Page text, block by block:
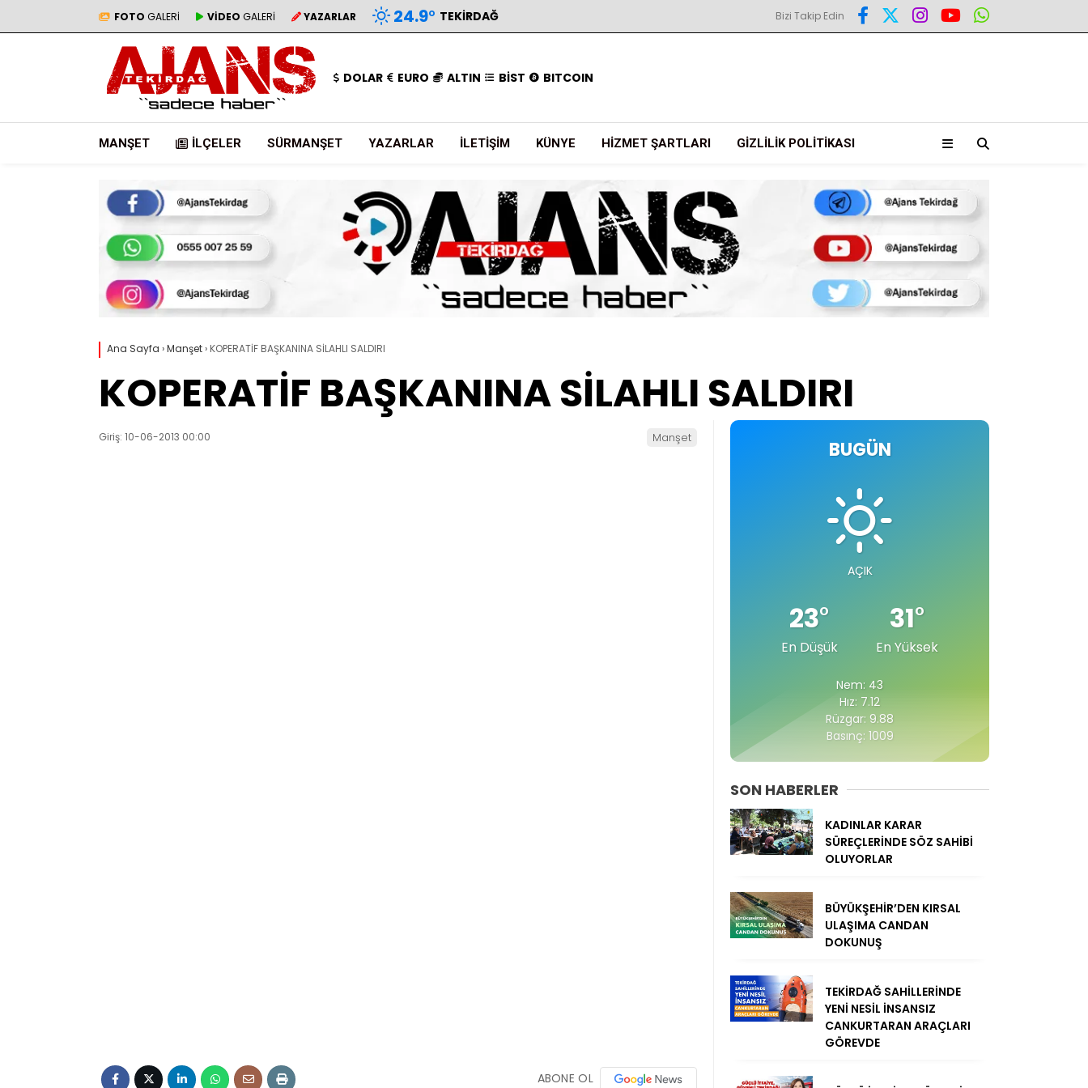
FOTO GALERİ VİDEO GALERİ YAZARLAR 24.9° TEKIRDAĞ Bizi Takip Edin
DOLAR EURO ALTIN BİST BITCOIN
MANŞET İLÇELER SÜRMANŞET YAZARLAR İLETIŞIM KÜNYE HIZMET ŞARTLARI GIZLILIK POLITIKASI
Ana Sayfa ›Manşet› KOPERATİF BAŞKANINA SİLAHLI SALDIRI
KOPERATİF BAŞKANINA SİLAHLI SALDIRI
Giriş: 10-06-2013 00:00 Manşet
ABONE OL
BUGÜN
AÇIK
23°
En Düşük
31°
En Yüksek
Nem: 43
Hız: 7.12
Rüzgar: 9.88
Basınç: 1009
SON HABERLER
KADINLAR KARAR
SÜREÇLERİNDE SÖZ SAHİBİ
OLUYORLAR
BÜYÜKŞEHİR’DEN KIRSAL
ULAŞIMA CANDAN
DOKUNUŞ
TEKİRDAĞ SAHİLLERİNDE
YENİ NESİL İNSANSIZ
CANKURTARAN ARAÇLARI
GÖREVDE